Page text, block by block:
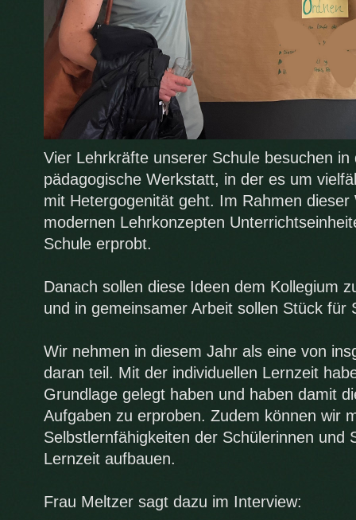
Vier Lehrkräfte unserer Schule besuchen in
pädagogische Werkstatt, in der es um
mit Hetergogenität geht. Im Rahmen
modernen Lehrkonzepten
Schule erprobt.
Danach sollen diese Ideen dem Kollegium
und in gemeinsamer Arbeit sollen Stück für
Wir nehmen in diesem Jahr als eine von
daran teil. Mit der individuellen Lernzeit
Grundlage gelegt haben und haben damit
Aufgaben zu erproben. Zudem können wir
Selbstlernfähigkeiten der Schülerinnen und
Lernzeit aufbauen.
Frau Meltzer sagt dazu im Interview: